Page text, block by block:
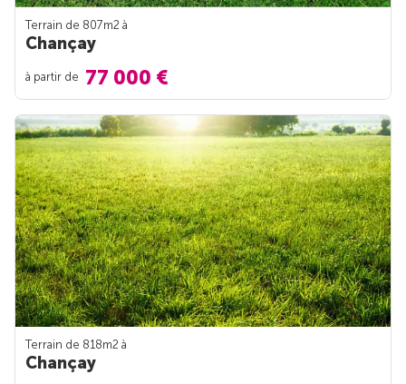
Terrain de 807m2 à
Chançay
à partir de 77 000 €
Terrain de 818m2 à
Chançay